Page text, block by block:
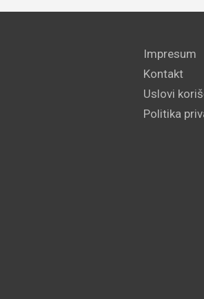
Impresum
Kontakt
Uslovi
Politika